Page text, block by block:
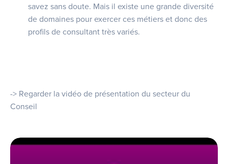
savez sans doute. Mais il existe une grande diversité
de domaines pour exercer ces métiers et donc des
profils de consultant très variés.
-> Regarder la vidéo de présentation du secteur du
Conseil